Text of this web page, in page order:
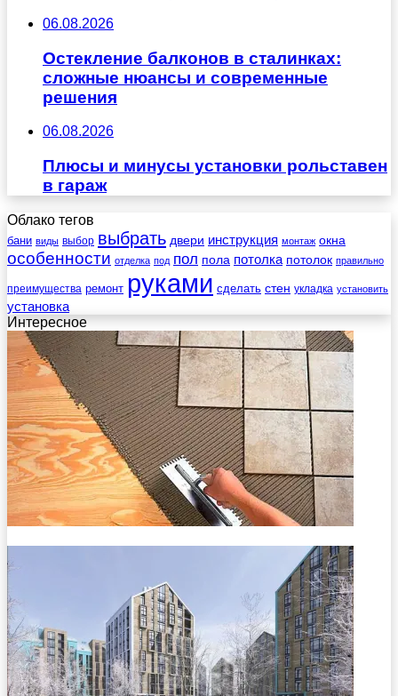
06.08.2026
Остекление балконов в сталинках:
сложные нюансы и современные
решения
06.08.2026
Плюсы и минусы установки рольставен
в гараж
Облако тегов
бани виды выбор выбрать двери инструкция монтаж окна
особенности отделка под пол пола потолка потолок правильно
преимущества ремонт руками сделать стен укладка установить
установка
Интересное